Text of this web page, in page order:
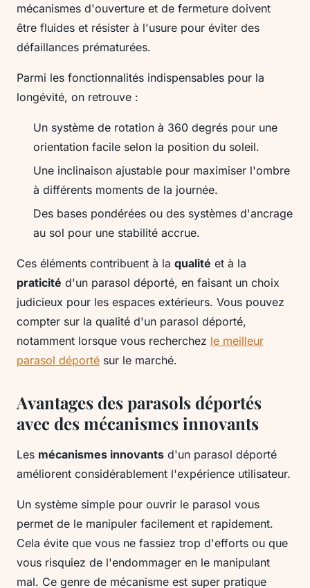
mécanismes d'ouverture et de fermeture doivent
être fluides et résister à l'usure pour éviter des
défaillances prématurées.
Parmi les fonctionnalités indispensables pour la
longévité, on retrouve :
Un système de rotation à 360 degrés pour une
orientation facile selon la position du soleil.
Une inclinaison ajustable pour maximiser l'ombre
à différents moments de la journée.
Des bases pondérées ou des systèmes d'ancrage
au sol pour une stabilité accrue.
Ces éléments contribuent à la qualité et à la
praticité d'un parasol déporté, en faisant un choix
judicieux pour les espaces extérieurs. Vous pouvez
compter sur la qualité d'un parasol déporté,
notamment lorsque vous recherchez le meilleur
parasol déporté sur le marché.
Avantages des parasols déportés
avec des mécanismes innovants
Les mécanismes innovants d'un parasol déporté
améliorent considérablement l'expérience utilisateur.
Un système simple pour ouvrir le parasol vous
permet de le manipuler facilement et rapidement.
Cela évite que vous ne fassiez trop d'efforts ou que
vous risquiez de l'endommager en le manipulant
mal. Ce genre de mécanisme est super pratique